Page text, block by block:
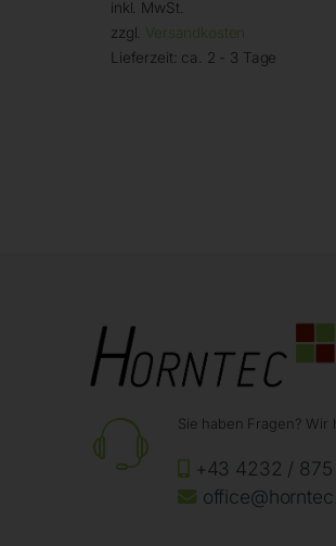
inkl. MwSt.
zzgl. Versandkosten
Lieferzeit: ca. 2 - 3 Tage
Sie haben Fragen?
+43 4232 /